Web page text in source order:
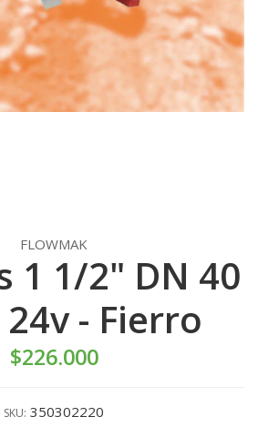
FLOWMAK
1 1/2" DN 40
- Fierro
$226.000
SKU: 350302220